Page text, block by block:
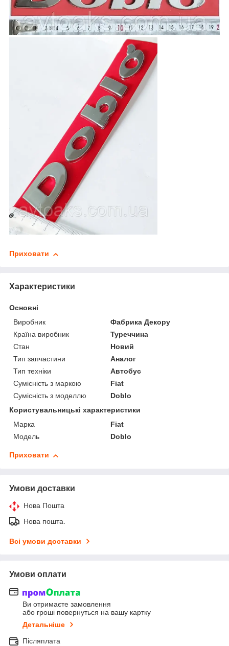
Приховати
Характеристики
Основні
Виробник
Фабрика Декору
Країна виробник
Туреччина
Стан
Новий
Тип запчастини
Аналог
Тип техніки
Автобус
Сумісність з маркою
Fiat
Сумісність з моделлю
Doblo
Користувальницькі характеристики
Марка
Fiat
Модель
Doblo
Приховати
Умови доставки
Нова Пошта
Нова пошта.
Всі умови доставки
Умови оплати
Ви отримаєте замовлення
або гроші повернуться на вашу картку
Детальніше
Післяплата